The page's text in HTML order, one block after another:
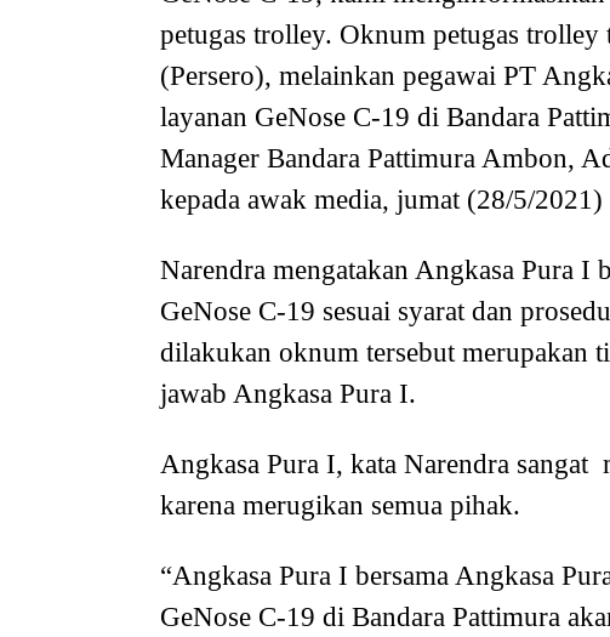
petugas trolley. Oknum petugas
(Persero), melainkan pegawai PT
layanan GeNose C-19 di Bandara
Manager Bandara Pattimura Ambon,
kepada awak media, jumat (28/5/2021)
Narendra mengatakan Angkasa Pura I
GeNose C-19 sesuai syarat dan
dilakukan oknum tersebut merupakan
jawab Angkasa Pura I.
Angkasa Pura I, kata Narendra
karena merugikan semua pihak.
“Angkasa Pura I bersama Angkasa
GeNose C-19 di Bandara Pattimura